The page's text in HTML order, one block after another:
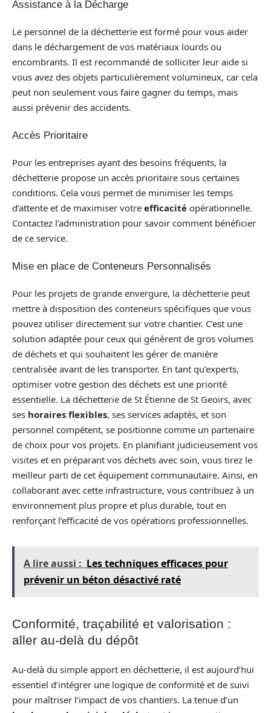
Assistance à la Décharge
Le personnel de la déchetterie est formé pour vous aider
dans le déchargement de vos matériaux lourds ou
encombrants. Il est recommandé de solliciter leur aide si
vous avez des objets particulièrement volumineux, car cela
peut non seulement vous faire gagner du temps, mais
aussi prévenir des accidents.
Accès Prioritaire
Pour les entreprises ayant des besoins fréquents, la
déchetterie propose un accès prioritaire sous certaines
conditions. Cela vous permet de minimiser les temps
d’attente et de maximiser votre efficacité opérationnelle.
Contactez l’administration pour savoir comment bénéficier
de ce service.
Mise en place de Conteneurs Personnalisés
Pour les projets de grande envergure, la déchetterie peut
mettre à disposition des conteneurs spécifiques que vous
pouvez utiliser directement sur votre chantier. C’est une
solution adaptée pour ceux qui génèrent de gros volumes
de déchets et qui souhaitent les gérer de manière
centralisée avant de les transporter. En tant qu’experts,
optimiser votre gestion des déchets est une priorité
essentielle. La déchetterie de St Étienne de St Geoirs, avec
ses horaires flexibles, ses services adaptés, et son
personnel compétent, se positionne comme un partenaire
de choix pour vos projets. En planifiant judicieusement vos
visites et en préparant vos déchets avec soin, vous tirez le
meilleur parti de cet équipement communautaire. Ainsi, en
collaborant avec cette infrastructure, vous contribuez à un
environnement plus propre et plus durable, tout en
renforçant l’efficacité de vos opérations professionnelles.
A lire aussi : Les techniques efficaces pour
prévenir un béton désactivé raté
Conformité, traçabilité et valorisation :
aller au‑delà du dépôt
Au‑delà du simple apport en déchetterie, il est aujourd’hui
essentiel d’intégrer une logique de conformité et de suivi
pour maîtriser l’impact de vos chantiers. La tenue d’un